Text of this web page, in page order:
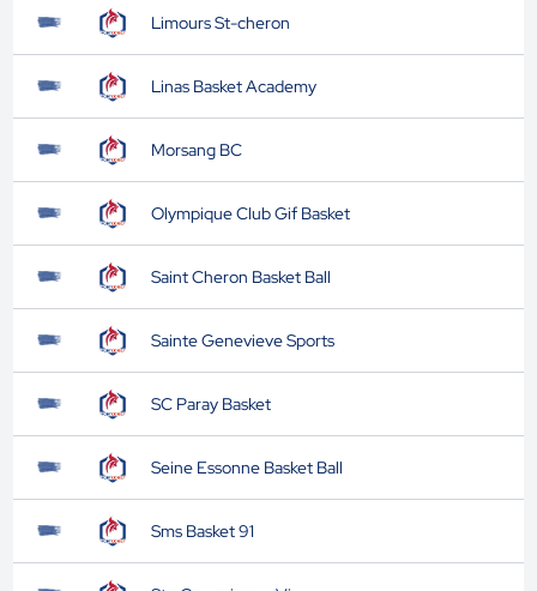
Limours St-cheron
Linas Basket Academy
Morsang BC
Olympique Club Gif Basket
Saint Cheron Basket Ball
Sainte Genevieve Sports
SC Paray Basket
Seine Essonne Basket Ball
Sms Basket 91